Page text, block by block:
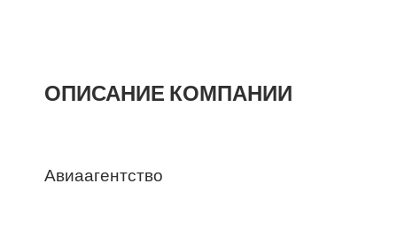
ОПИСАНИЕ КОМПАНИИ
Авиаагентство